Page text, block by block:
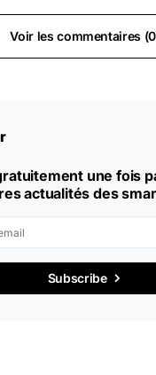
Voir les commentaires
une fois
actualités des
Subscribe